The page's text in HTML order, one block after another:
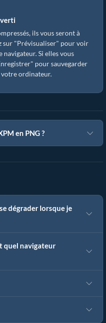
ils vous seront à
sur "Prévisualiser" pour voir
navigateur. Si elles vous
pour sauvegarder
votre ordinateur.
en PNG ?
dégrader lorsque je
quel navigateur